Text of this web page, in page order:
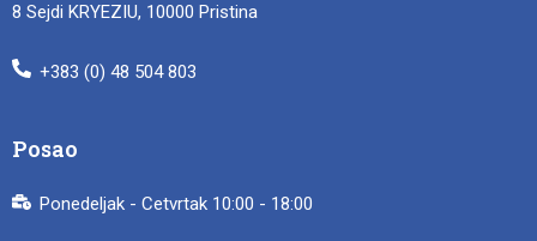
8 Sejdi KRYEZIU, 10000 Pristina
+383 (0) 48 504 803
Posao
Ponedeljak - Cetvrtak 10:00 - 18:00